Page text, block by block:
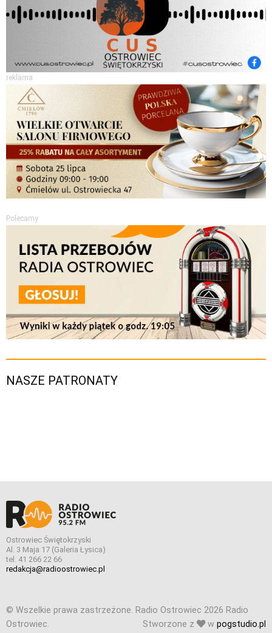
reklama
Polecamy
NASZE PATRONATY
Ostrowiec Świętokrzyski
Al. 3 Maja 17 (Galeria Łysica)
tel. 41 266 22 66
redakcja@radioostrowiec.pl
© Wszelkie prawa zastrzeżone. Radio Ostrowiec 2026 Radio
Ostrowiec.
Stworzone z w pogstudio.pl